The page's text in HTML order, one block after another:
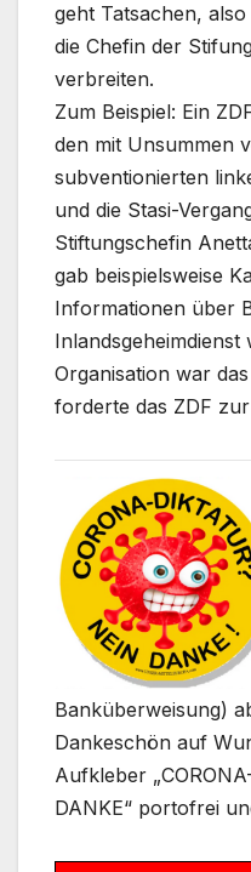
geht Tatsachen,
die Chefin der
verbreiten.
Zum Beispiel: Ein
den mit Unsummen
subventionierten
und die Stasi-
Stiftungschefin
gab beispielsweise
Informationen über
Inlandsgeheimdienst
Organisation war
forderte das ZDF
Banküberweisung)
Dankeschön auf
Aufkleber
DANKE“ portofrei